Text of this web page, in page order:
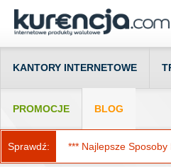
KANTORY INTERNETOWE
PROMOCJE BLOG
Sprawdź: *** Najlepsze